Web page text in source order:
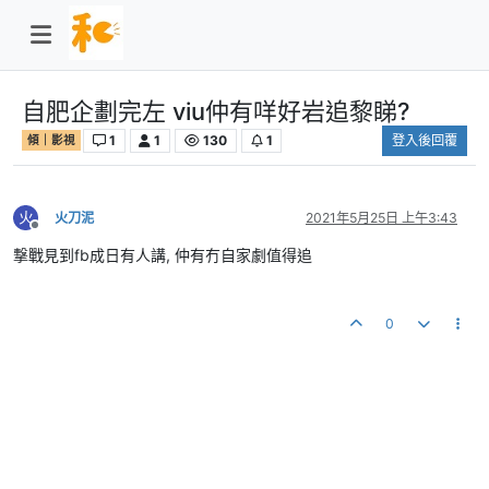
自肥企劃完左 viu仲有咩好岩追黎睇?
傾｜影視 1 1 130 1 登入後回覆
火
離線
火刀泥 2021年5月25日 上午3:43
撃戰見到fb成日有人講, 仲有冇自家劇值得追
0